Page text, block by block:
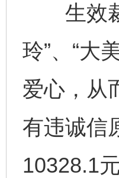
生效裁
玲”、“大
爱心，从
有违诚信
10328.1